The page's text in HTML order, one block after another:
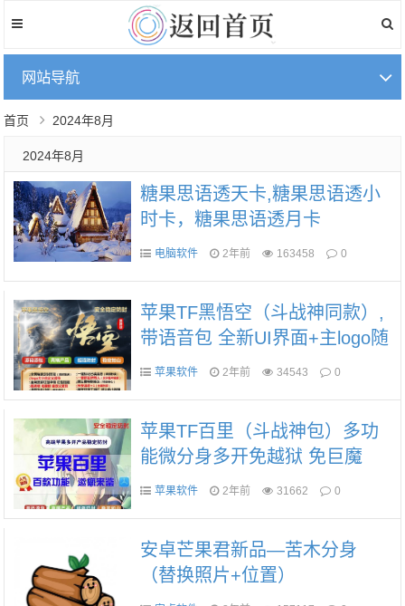
网站导航
首页 2024年8月
2024年8月
糖果思语透天卡,糖果思语透小
时卡，糖果思语透月卡
电脑软件 2年前 163458 0
苹果TF黑悟空（斗战神同款）,
带语音包 全新UI界面+主logo随
意移动可隐藏
苹果软件 2年前 34543 0
苹果TF百里（斗战神包）多功
能微分身多开免越狱 免巨魔
苹果软件 2年前 31662 0
安卓芒果君新品—苦木分身
（替换照片+位置）